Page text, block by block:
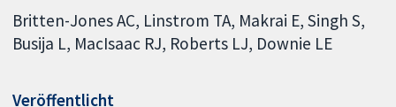
Britten-Jones AC Linstrom TA Makrai E Singh S
Busija L MacIsaac RJ Roberts LJ Downie LE
Veröffentlicht